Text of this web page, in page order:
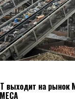
выходит на рынок